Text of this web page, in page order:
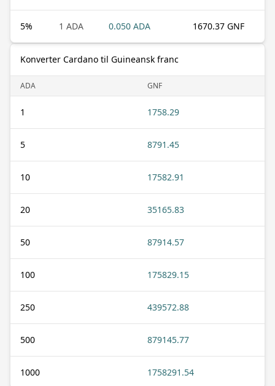
5% 1 ADA 0.050 ADA 1670.37 GNF
Konverter Cardano til Guineansk franc
ADA GNF
1 1758.29
5 8791.45
10 17582.91
20 35165.83
50 87914.57
100 175829.15
250 439572.88
500 879145.77
1000 1758291.54